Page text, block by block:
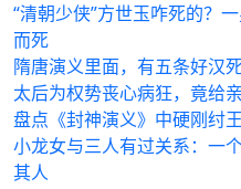
“清朝少侠”方世玉咋死的？
而死
隋唐演义里面，有五条好汉
太后为权势丧心病狂，竟给
盘点《封神演义》中硬刚纣
小龙女与三人有过关系：一
其人